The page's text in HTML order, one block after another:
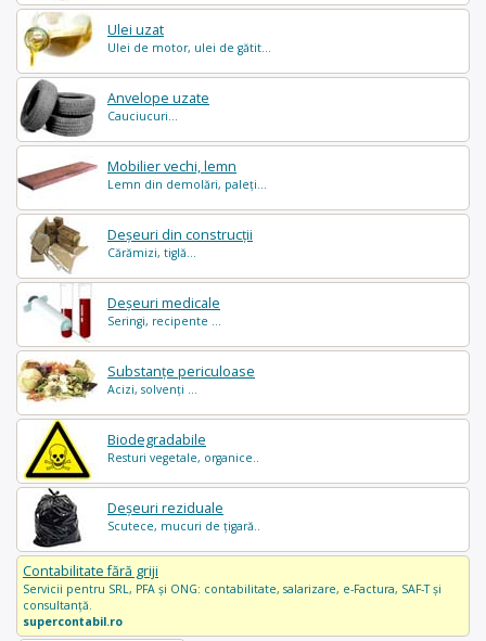
Ulei uzat
Ulei de motor, ulei de gătit...
Anvelope uzate
Cauciucuri...
Mobilier vechi, lemn
Lemn din demolări, paleți...
Deșeuri din construcții
Cărămizi, tiglă...
Deșeuri medicale
Seringi, recipente ...
Substanțe periculoase
Acizi, solvenți ...
Biodegradabile
Resturi vegetale, organice..
Deșeuri reziduale
Scutece, mucuri de țigară..
Contabilitate fără griji
Servicii pentru SRL, PFA și ONG: contabilitate, salarizare, e-Factura, SAF-T și
consultanță.
supercontabil.ro